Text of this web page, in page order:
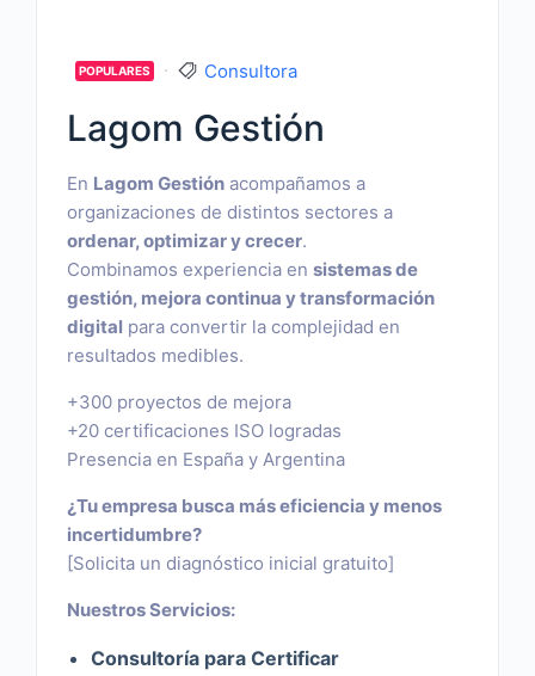
POPULARES Consultora
Lagom Gestión
En Lagom Gestión acompañamos a
organizaciones de distintos sectores a
ordenar, optimizar y crecer.
Combinamos experiencia en sistemas de
gestión, mejora continua y transformación
digital para convertir la complejidad en
resultados medibles.
+300 proyectos de mejora
+20 certificaciones ISO logradas
Presencia en España y Argentina
¿Tu empresa busca más eficiencia y menos
incertidumbre?
[Solicita un diagnóstico inicial gratuito]
Nuestros Servicios:
Consultoría para Certificar